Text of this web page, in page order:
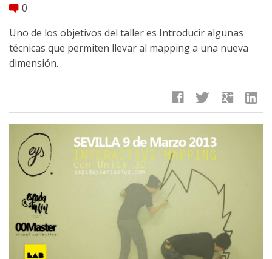
comment 0
Uno de los objetivos del taller es Introducir algunas
técnicas que permiten llevar al mapping a una nueva
dimensión.
facebook twitter google linkedin